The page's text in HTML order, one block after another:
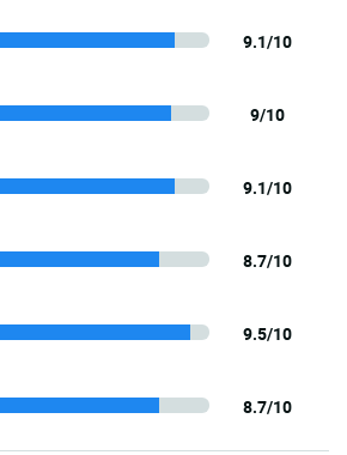
9.1/10
9/10
9.1/10
8.7/10
9.5/10
8.7/10